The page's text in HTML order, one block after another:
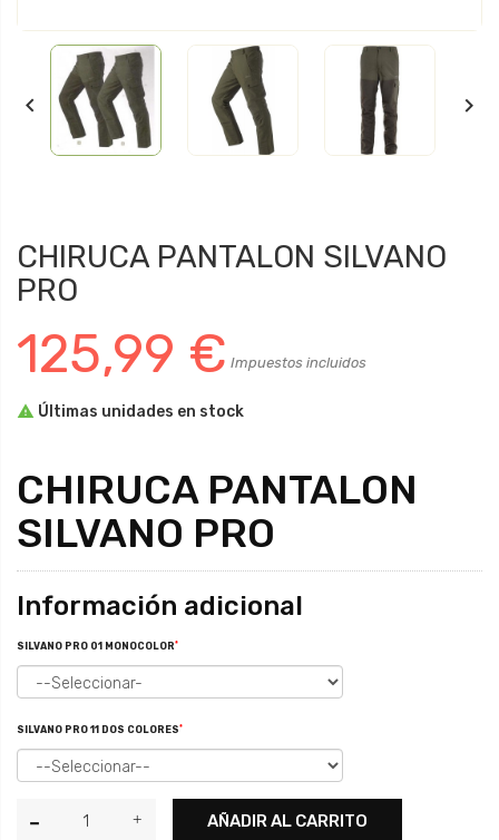
 
CHIRUCA PANTALON SILVANO
PRO
125,99 € Impuestos incluidos
 Últimas unidades en stock
CHIRUCA PANTALON
SILVANO PRO
Información adicional
SILVANO PRO 01 MONOCOLOR*
SILVANO PRO 11 DOS COLORES*
AÑADIR AL CARRITO